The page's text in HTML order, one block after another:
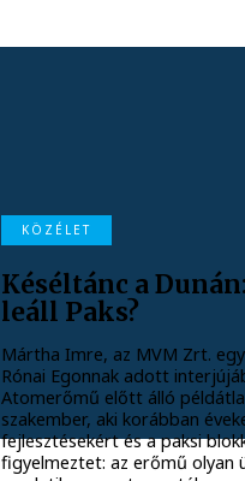
KÖZÉLET
Késéltánc a
leáll Paks?
Mártha Imre, az MVM Zrt.
Rónai Egonnak adott
Atomerőmű előtt álló
szakember, aki korábban
fejlesztésekért és a paksi
figyelmeztet: az erőmű olyan